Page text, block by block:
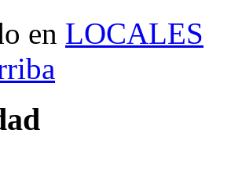
en LOCALES